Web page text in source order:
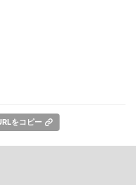
をコピー